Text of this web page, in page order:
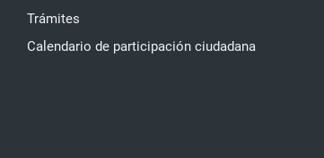
Trámites
Calendario de participación ciudadana